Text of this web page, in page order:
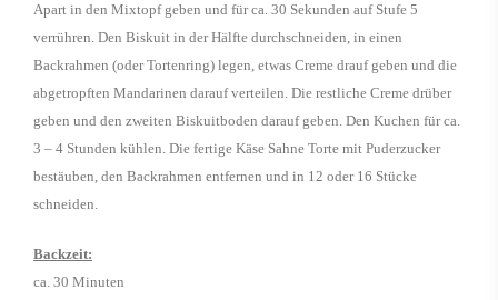
Apart in den Mixtopf geben und für ca. 30 Sekunden auf Stufe 5
verrühren. Den Biskuit in der Hälfte durchschneiden, in einen
Backrahmen (oder Tortenring) legen, etwas Creme drauf geben und die
abgetropften Mandarinen darauf verteilen. Die restliche Creme drüber
geben und den zweiten Biskuitboden darauf geben. Den Kuchen für ca.
3 – 4 Stunden kühlen. Die fertige Käse Sahne Torte mit Puderzucker
bestäuben, den Backrahmen entfernen und in 12 oder 16 Stücke
schneiden.
Backzeit:
ca. 30 Minuten